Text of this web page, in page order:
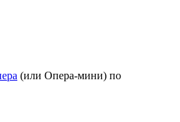
(или Опера-мини) по